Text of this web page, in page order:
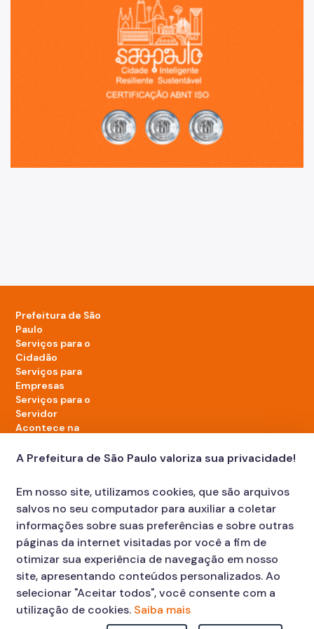
Prefeitura de São
Paulo
Serviços para o
Cidadão
Serviços para
Empresas
Serviços para o
Servidor
Acontece na
LinkedIn da Prefeitura de São Paulo
TikTok da Prefeitura de São Paulo
YouTube da Prefeitura de São Paulo
X da Prefeitura de São Paulo
Instagram da Prefeitura de São Paulo
Facebook da Prefeitura de São Paulo
Diário Oficial
Atendimento: Faça sua Solicitação
A Prefeitura de São Paulo valoriza sua privacidade!
Em nosso site, utilizamos cookies, que são arquivos
salvos no seu computador para auxiliar a coletar
informações sobre suas preferências e sobre outras
páginas da internet visitadas por você a fim de
otimizar sua experiência de navegação em nosso
site, apresentando conteúdos personalizados. Ao
selecionar "Aceitar todos", você consente com a
utilização de cookies. Saiba mais